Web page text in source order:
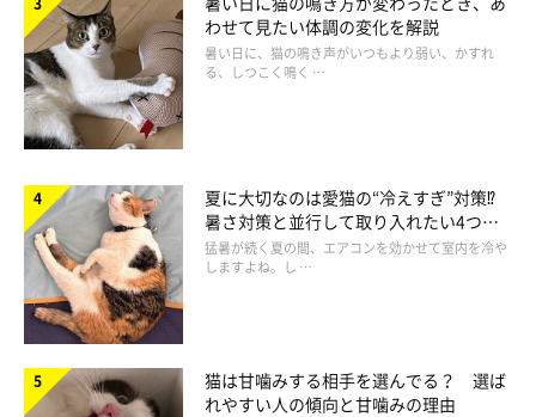
ってしまうことも。しかし子猫（生後3カ月ごろまで）のうちに
シャンプーを経験しておくと、水を怖がりにくくなるともいわれ
ています。
わせて見たい体調の変化を解説
暑い日に、猫の鳴き声がいつもより弱い、かすれ
る、しつこく鳴く …
夏に大切なのは愛猫の“冷えすぎ”対策⁉
暑さ対策と並行して取り入れたい4つの
工夫
猛暑が続く夏の間、エアコンを効かせて室内を冷や
しますよね。し …
猫は甘噛みする相手を選んでる？ 選ば
れやすい人の傾向と甘噛みの理由